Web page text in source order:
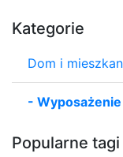
Kategorie
Dom i
- Wyposażenie
Popularne tagi